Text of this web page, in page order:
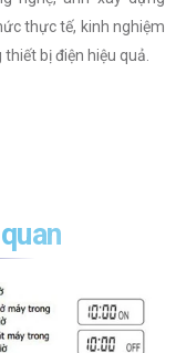
thực tế, kinh nghiệm
bị điện hiệu quả.